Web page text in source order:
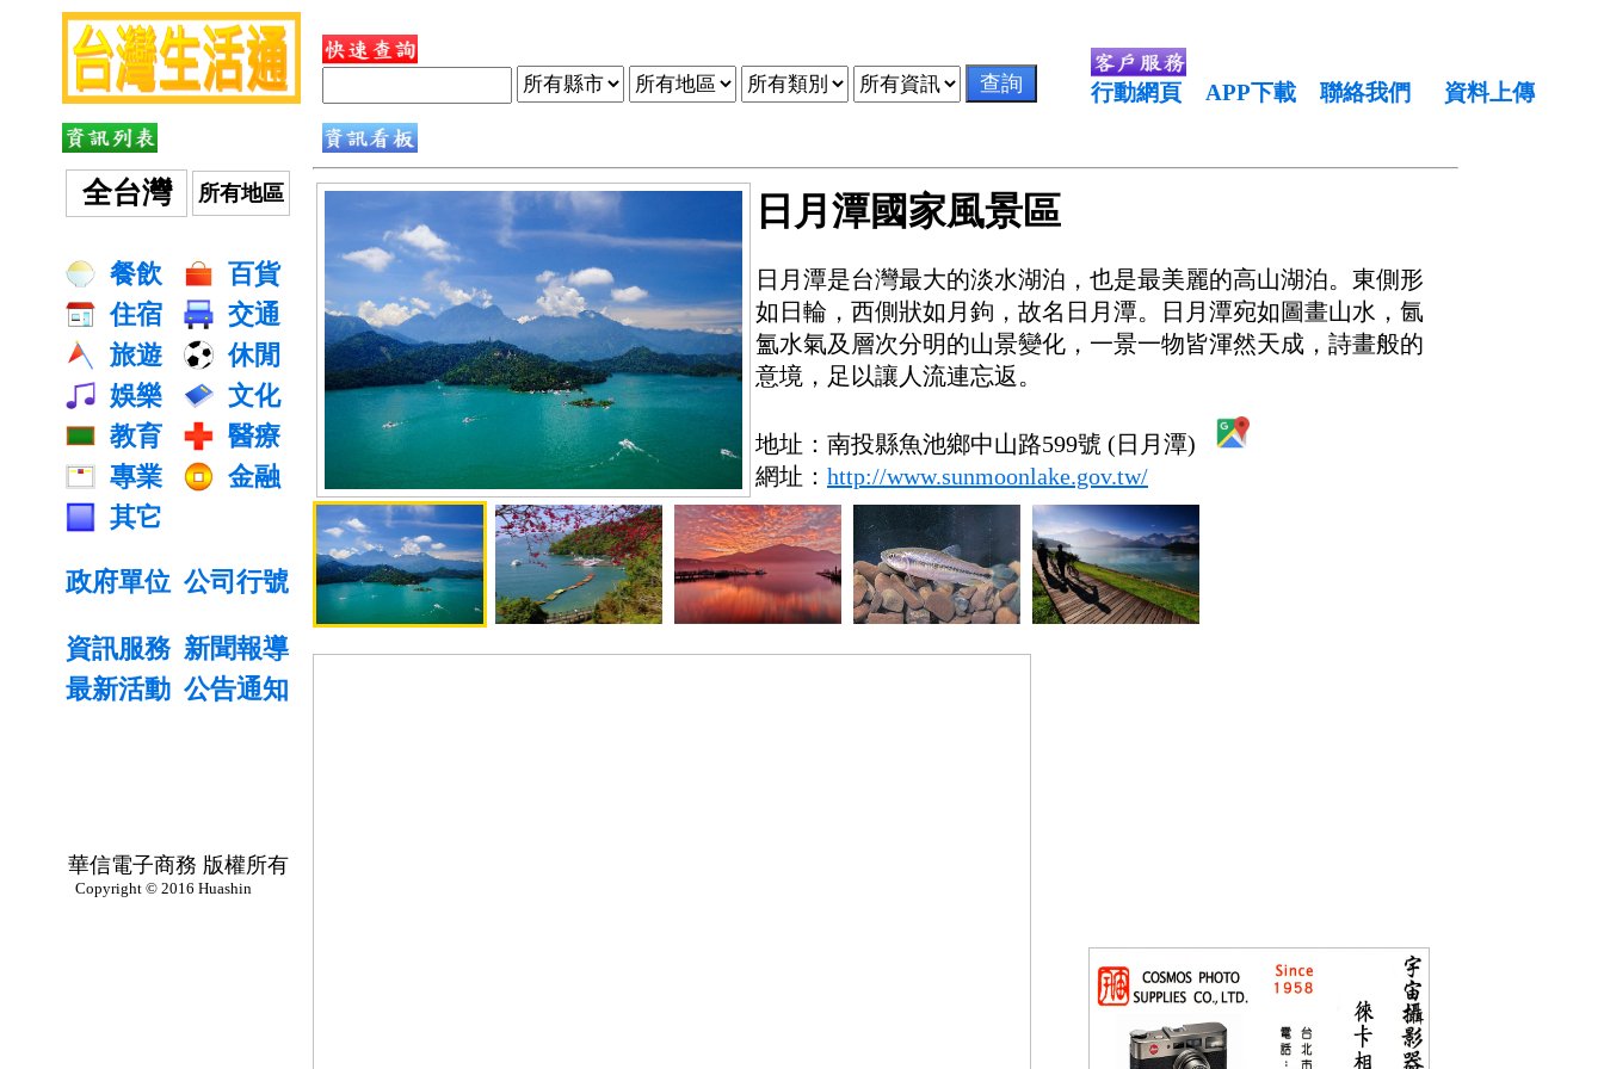
行動網頁 APP下載 聯絡我們 資料上傳
全台灣 所有地區
餐飲
百貨
住宿
交通
旅遊
休閒
娛樂
文化
教育
醫療
專業
金融
其它
政府單位 公司行號
資訊服務 新聞報導
最新活動 公告通知
日月潭國家風景區
日月潭是台灣最大的淡水湖泊，也是最美麗的高山湖泊。東側形
如日輪，西側狀如月鉤，故名日月潭。日月潭宛如圖畫山水，氤
氳水氣及層次分明的山景變化，一景一物皆渾然天成，詩畫般的
意境，足以讓人流連忘返。
地址：南投縣魚池鄉中山路599號 (日月潭)
網址： http://www.sunmoonlake.gov.tw/
華信電子商務 版權所有
Copyright © 2016 Huashin